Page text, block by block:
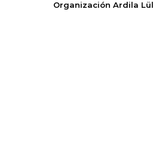
Organización Ardila